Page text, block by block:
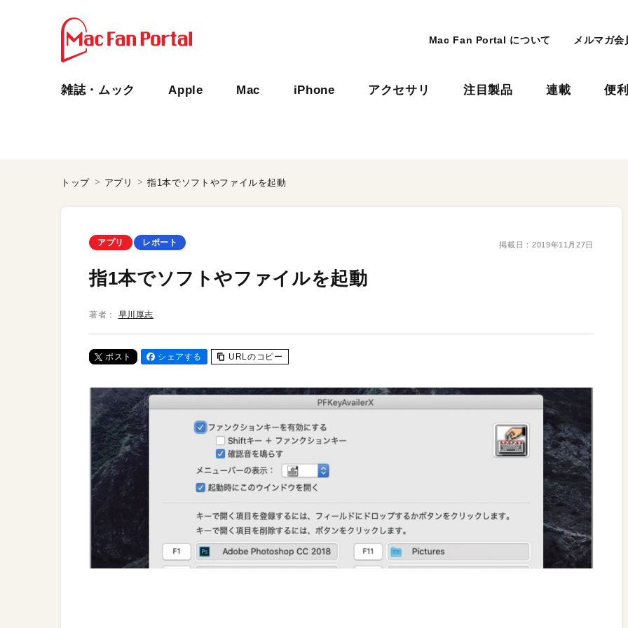
Mac Fan Portal について メルマガ会
雑誌・ムック Apple Mac iPhone アクセサリ 注目製品 連載 便
トップ アプリ 指1本でソフトやファイルを起動
アプリ レポート 掲載日： 2019年11月27日
指1本でソフトやファイルを起動
著者： 早川厚志
ポスト シェアする URLのコピー